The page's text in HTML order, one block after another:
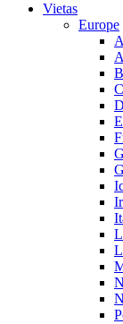
Vietas
Europe